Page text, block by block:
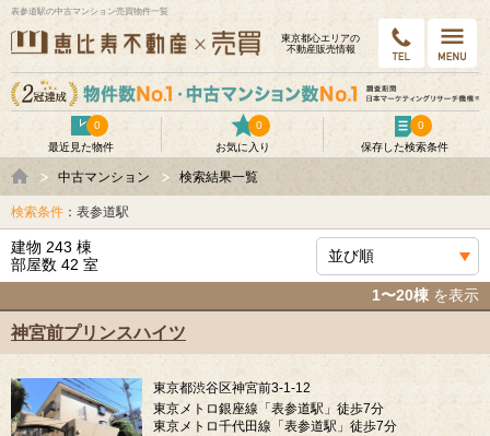
表参道駅の中古マンション売買物件一覧
東京都⼼エリアの
不動産販売情報
最近見た物件
0
お気に入り
0
保存した検索条件
0
中古マンション 検索結果一覧
検索条件 ：表参道駅
建物 243 棟
部屋数 42 室
1〜20棟 を表示
神宮前プリンスハイツ
東京都渋谷区神宮前3-1-12
東京メトロ銀座線「表参道駅」徒歩7分
東京メトロ千代田線「表参道駅」徒歩7分